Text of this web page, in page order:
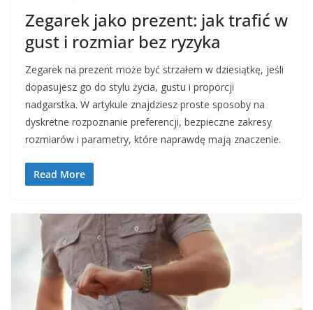
Zegarek jako prezent: jak trafić w
gust i rozmiar bez ryzyka
Zegarek na prezent może być strzałem w dziesiątkę, jeśli
dopasujesz go do stylu życia, gustu i proporcji
nadgarstka. W artykule znajdziesz proste sposoby na
dyskretne rozpoznanie preferencji, bezpieczne zakresy
rozmiarów i parametry, które naprawdę mają znaczenie.
Read More